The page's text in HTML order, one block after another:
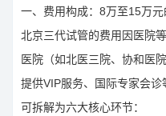
一、费用构成：8万至15万
北京三代试管的费用因医院
医院（如北医三院、协和医
提供VIP服务、国际专家会
可拆解为六大核心环节：